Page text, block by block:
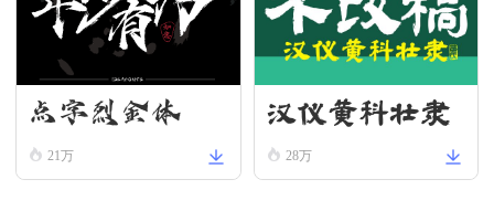
点字烈金体
21万
汉仪黄科壮隶
W28万